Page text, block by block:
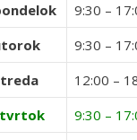
9:30 –
9:30 –
12:00 –
9:30 –